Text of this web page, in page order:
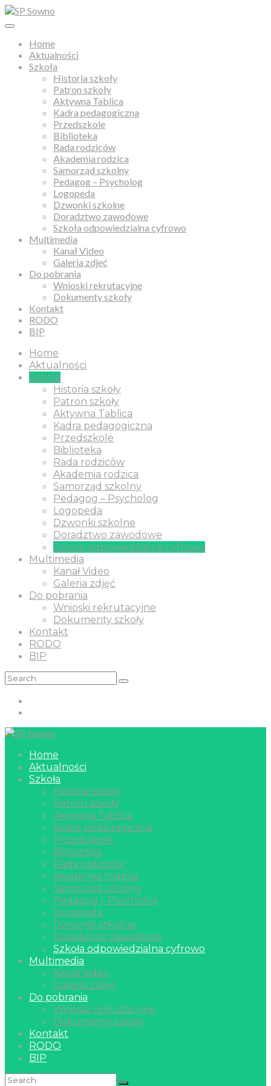
Home
Aktualności
Szkoła
Historia szkoły
Patron szkoły
Aktywna Tablica
Kadra pedagogiczna
Przedszkole
Biblioteka
Rada rodziców
Akademia rodzica
Samorząd szkolny
Pedagog – Psycholog
Logopeda
Dzwonki szkolne
Doradztwo zawodowe
Szkoła odpowiedzialna cyfrowo
Multimedia
Kanał Video
Galeria zdjęć
Do pobrania
Wnioski rekrutacyjne
Dokumenty szkoły
Kontakt
RODO
BIP
Home
Aktualności
Szkoła
Historia szkoły
Patron szkoły
Aktywna Tablica
Kadra pedagogiczna
Przedszkole
Biblioteka
Rada rodziców
Akademia rodzica
Samorząd szkolny
Pedagog – Psycholog
Logopeda
Dzwonki szkolne
Doradztwo zawodowe
Szkoła odpowiedzialna cyfrowo
Multimedia
Kanał Video
Galeria zdjęć
Do pobrania
Wnioski rekrutacyjne
Dokumenty szkoły
Kontakt
RODO
BIP
Home
Aktualności
Szkoła
Historia szkoły
Patron szkoły
Aktywna Tablica
Kadra pedagogiczna
Przedszkole
Biblioteka
Rada rodziców
Akademia rodzica
Samorząd szkolny
Pedagog – Psycholog
Logopeda
Dzwonki szkolne
Doradztwo zawodowe
Szkoła odpowiedzialna cyfrowo
Multimedia
Kanał Video
Galeria zdjęć
Do pobrania
Wnioski rekrutacyjne
Dokumenty szkoły
Kontakt
RODO
BIP